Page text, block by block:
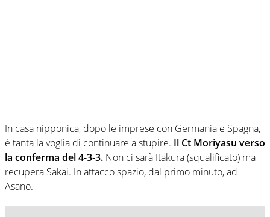
In casa nipponica, dopo le imprese con Germania e Spagna,
è tanta la voglia di continuare a stupire. Il Ct Moriyasu verso
la conferma del 4-3-3. Non ci sarà Itakura (squalificato) ma
recupera Sakai. In attacco spazio, dal primo minuto, ad
Asano.